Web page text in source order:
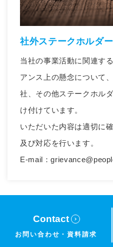
社外ステークホルダ
当社の事業活動に関連す
アンス上の懸念について
社、その他ステークホル
け付けています。
いただいた内容は適切に
及び対応を行います。
E-mail：
Contact
お問い合わせ・ 資料請求